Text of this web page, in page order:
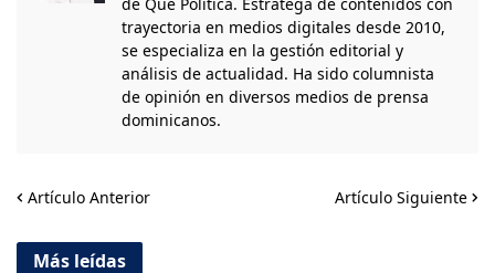
trayectoria en medios digitales desde 2010,
se especializa en la gestión editorial y
análisis de actualidad. Ha sido columnista
de opinión en diversos medios de prensa
dominicanos.
Artículo Anterior Artículo Siguiente
Más leídas